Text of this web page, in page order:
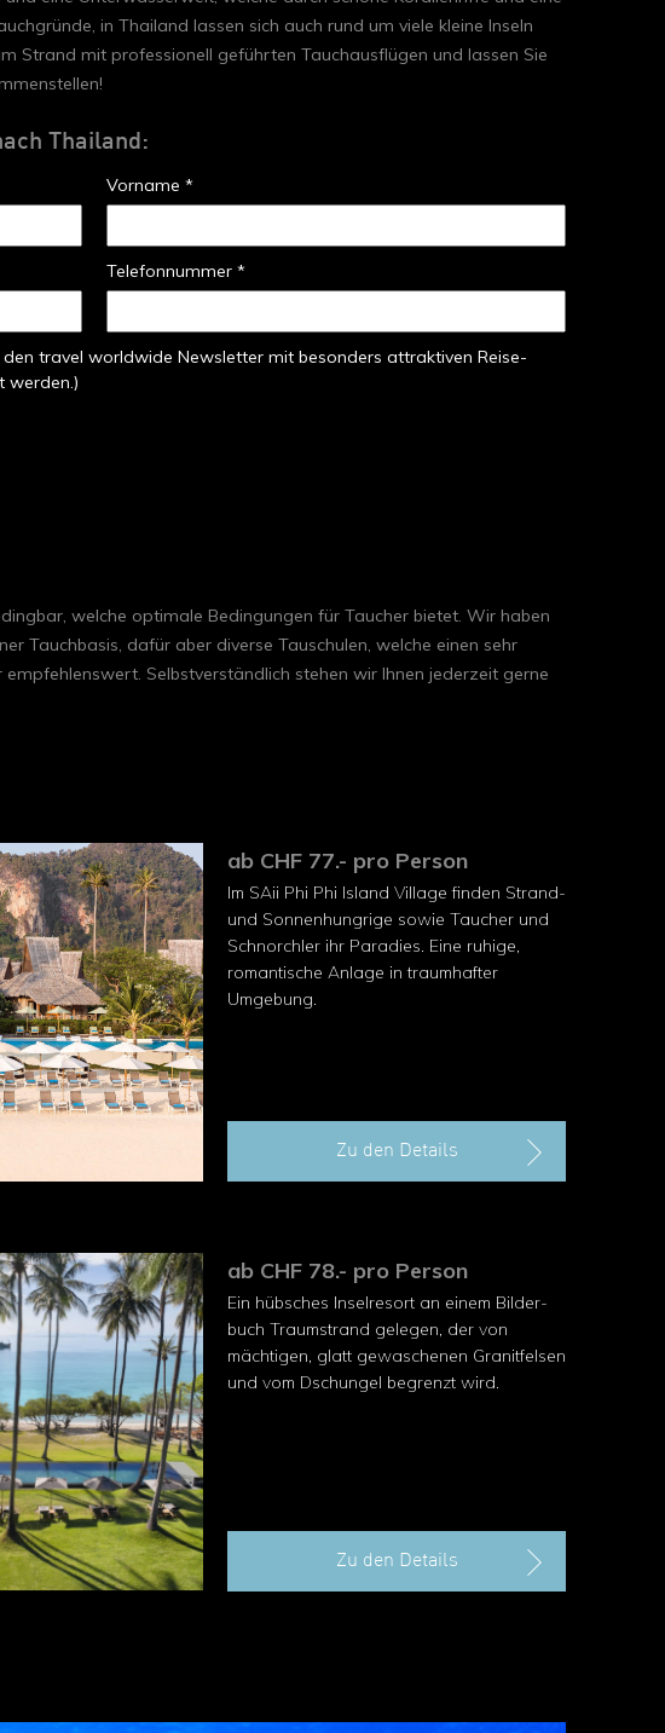
in Thailand lassen sich auch rund um viele kleine Inseln
Strand mit professionell geführten Tauchausflügen und lassen Sie
Thailand:
Vorname *
Telefonnummer *
travel worldwide Newsletter mit besonders attraktiven Reise-
werden.)
welche optimale Bedingungen für Taucher bietet. Wir haben
Tauchbasis, dafür aber diverse Tauschulen, welche einen sehr
Selbstverständlich stehen wir Ihnen jederzeit gerne
ab CHF 77.- pro Person
Im SAii Phi Phi Island Village finden Strand-
und Sonnenhung­rige sowie Taucher und
Schnorchler ihr Paradies. Eine ru­hige,
romantische Anlage in traumhafter
Umgebung.
Zu den Details
ab CHF 78.- pro Person
Ein hübsches Inselresort an einem Bilder­
buch Traumstrand gelegen, der von
mächtigen, glatt gewaschenen Granitfelsen
und vom Dschungel begrenzt wird.
Zu den Details